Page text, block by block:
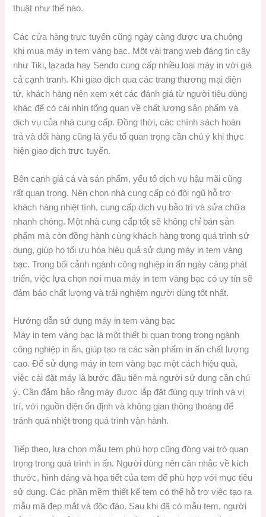
thuật như thế nào.
Các cửa hàng trực tuyến cũng ngày càng được ưa chuộng
khi mua máy in tem vàng bạc. Một vài trang web đáng tin cậy
như Tiki, lazada hay Sendo cung cấp nhiều loại máy in với giá
cả cạnh tranh. Khi giao dịch qua các trang thương mại điện
tử, khách hàng nên xem xét các đánh giá từ người tiêu dùng
khác để có cái nhìn tổng quan về chất lượng sản phẩm và
dịch vụ của nhà cung cấp. Đồng thời, các chính sách hoàn
trả và đổi hàng cũng là yếu tố quan trọng cần chú ý khi thực
hiện giao dịch trực tuyến.
Bên cạnh giá cả và sản phẩm, yếu tố dịch vụ hậu mãi cũng
rất quan trọng. Nên chọn nhà cung cấp có đội ngũ hỗ trợ
khách hàng nhiệt tình, cung cấp dịch vụ bảo trì và sửa chữa
nhanh chóng. Một nhà cung cấp tốt sẽ không chỉ bán sản
phẩm mà còn đồng hành cùng khách hàng trong quá trình sử
dụng, giúp họ tối ưu hóa hiệu quả sử dụng máy in tem vàng
bạc. Trong bối cảnh ngành công nghiệp in ấn ngày càng phát
triển, việc lựa chọn nơi mua máy in tem vàng bạc có uy tín sẽ
đảm bảo chất lượng và trải nghiệm người dùng tốt nhất.
Hướng dẫn sử dụng máy in tem vàng bạc
Máy in tem vàng bạc là một thiết bị quan trọng trong ngành
công nghiệp in ấn, giúp tạo ra các sản phẩm in ấn chất lượng
cao. Để sử dụng máy in tem vàng bạc một cách hiệu quả,
việc cài đặt máy là bước đầu tiên mà người sử dụng cần chú
ý. Cần đảm bảo rằng máy được lắp đặt đúng quy trình và vị
trí, với nguồn điện ổn định và không gian thông thoáng để
tránh quá nhiệt trong quá trình vận hành.
Tiếp theo, lựa chọn mẫu tem phù hợp cũng đóng vai trò quan
trọng trong quá trình in ấn. Người dùng nên cân nhắc về kích
thước, hình dáng và họa tiết của tem để phù hợp với mục tiêu
sử dụng. Các phần mềm thiết kế tem có thể hỗ trợ việc tạo ra
mẫu mã đẹp mắt và độc đáo. Sau khi đã có mẫu tem, người